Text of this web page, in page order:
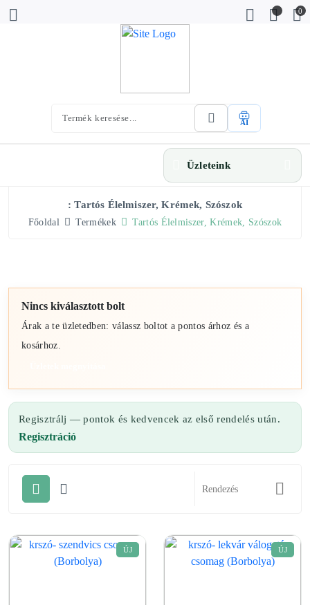
0
AI
Üzleteink
: Tartós Élelmiszer, Krémek, Szószok
Főoldal Termékek Tartós Élelmiszer, Krémek, Szószok
Nincs kiválasztott bolt
Árak a te üzletedben: válassz boltot a pontos árhoz és a
kosárhoz.
Regisztrálj — pontok és kedvencek az első rendelés után.
Regisztráció
ÚJ ÚJ